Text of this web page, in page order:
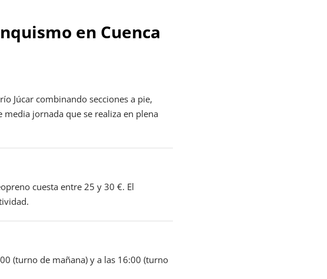
en Cuenca
Júcar combinando secciones a pie,
jornada que se realiza en plena
cuesta entre 25 y 30 €. El
(turno de mañana) y a las 16:00 (turno